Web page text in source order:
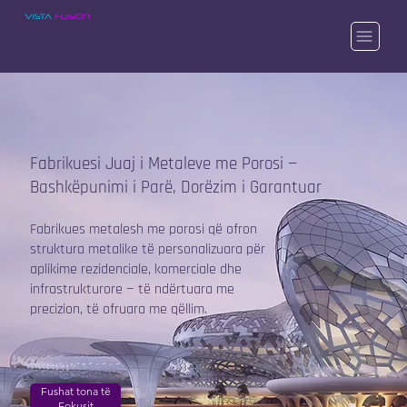
Fabrikuesi Juaj i Metaleve me Porosi —
Bashkëpunimi i Parë, Dorëzim i Garantuar
Fabrikues metalesh me porosi që ofron
struktura metalike të personalizuara për
aplikime rezidenciale, komerciale dhe
infrastrukturore — të ndërtuara me
precizion, të ofruara me qëllim.
Fushat tona të